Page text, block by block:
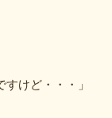
けど・・・」